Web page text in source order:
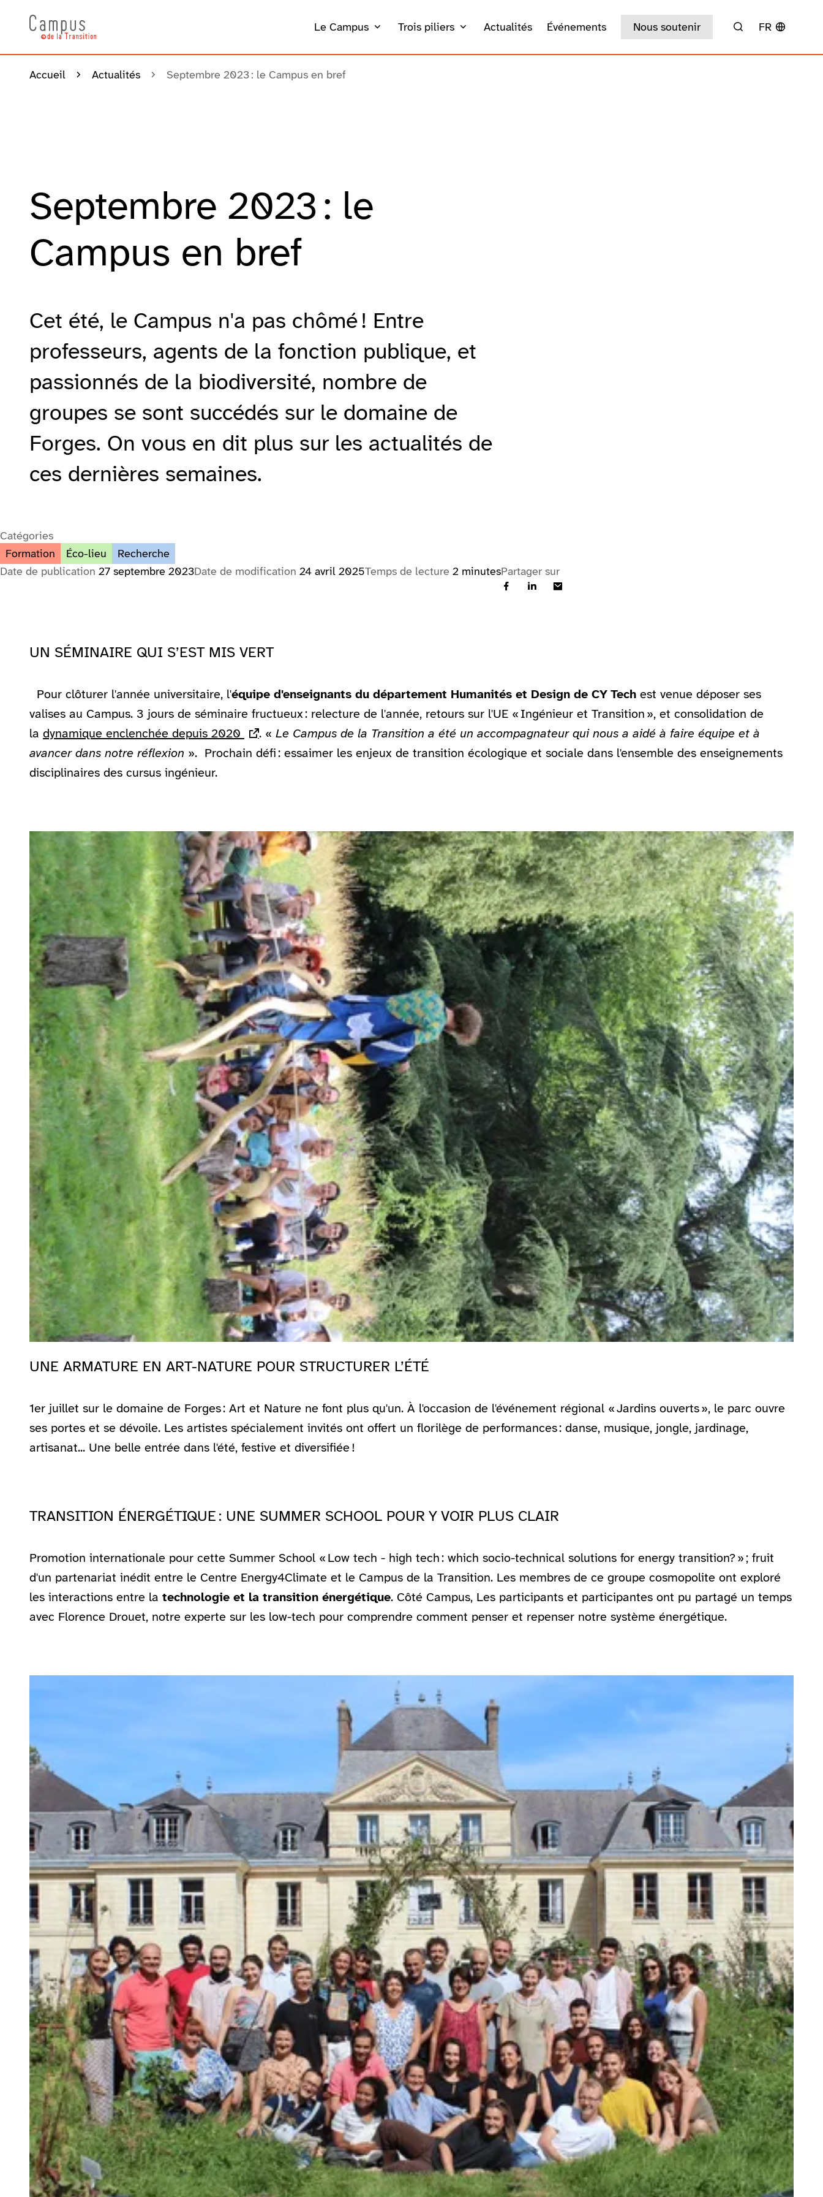
Le Campus Trois piliers Actualités Événements Nous soutenir Rechercher
FR
Accueil Actualités Septembre 2023 : le Campus en bref
Septembre 2023 : le
Campus en bref
Cet été, le Campus n'a pas chômé ! Entre
professeurs, agents de la fonction publique, et
passionnés de la biodiversité, nombre de
groupes se sont succédés sur le domaine de
Forges. On vous en dit plus sur les actualités de
ces dernières semaines.
Catégories
Formation
Éco-lieu
Recherche
Date de publication 27 septembre 2023Date de modification 24 avril 2025Temps de lecture 2 minutesPartager sur
UN SÉMINAIRE QUI S’EST MIS VERT
Pour clôturer l'année universitaire, l'équipe d'enseignants du département Humanités et Design de CY Tech est venue déposer ses
valises au Campus. 3 jours de séminaire fructueux : relecture de l'année, retours sur l'UE « Ingénieur et Transition », et consolidation de
la dynamique enclenchée depuis 2020 (lien externe)
. « Le Campus de la Transition a été un accompagnateur qui nous a aidé à faire équipe et à
avancer dans notre réflexion ». Prochain défi : essaimer les enjeux de transition écologique et sociale dans l'ensemble des enseignements
disciplinaires des cursus ingénieur.
UNE ARMATURE EN ART-NATURE POUR STRUCTURER L’ÉTÉ
1er juillet sur le domaine de Forges : Art et Nature ne font plus qu'un. À l'occasion de l'événement régional « Jardins ouverts », le parc ouvre
ses portes et se dévoile. Les artistes spécialement invités ont offert un florilège de performances : danse, musique, jongle, jardinage,
artisanat... Une belle entrée dans l'été, festive et diversifiée !
Agrandir
TRANSITION ÉNERGÉTIQUE : UNE SUMMER SCHOOL POUR Y VOIR PLUS CLAIR
Promotion internationale pour cette Summer School « Low tech - high tech : which socio-technical solutions for energy transition? » ; fruit
d'un partenariat inédit entre le Centre Energy4Climate et le Campus de la Transition. Les membres de ce groupe cosmopolite ont exploré
les interactions entre la technologie et la transition énergétique. Côté Campus, Les participants et participantes ont pu partagé un temps
avec Florence Drouet, notre experte sur les low-tech pour comprendre comment penser et repenser notre système énergétique.